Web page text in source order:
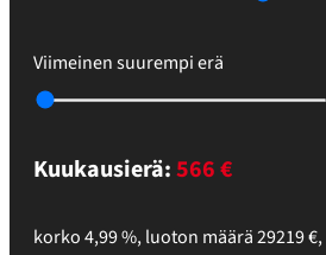
Viimeinen suurempi erä
Kuukausierä:566€
korko4,99%,luoton määrä29219€,